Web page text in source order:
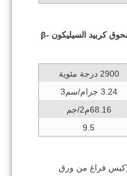
الخصائص الفيزيائية الرئيسية لمسحوق كربيد السيليكون β-
2900 درجة مئوية
3.24 جرام/سم3
68.16م2/جم
9.5
(كيس فراغ من ورق